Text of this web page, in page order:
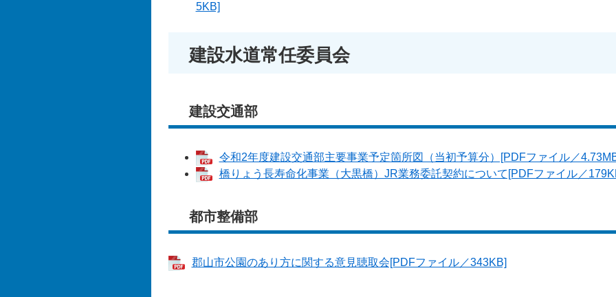
5KB]
建設水道常任委員会
建設交通部
令和2年度建設交通部主要事業予定箇所図（当初予算分）[PDFファイル／
橋りょう長寿命化事業（大黒橋）JR業務委託契約について[PDFファイル／
都市整備部
郡山市公園のあり方に関する意見聴取会[PDFファイル／343KB]